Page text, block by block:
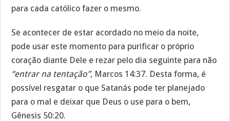
para cada católico fazer o mesmo.
Se acontecer de estar acordado no meio da noite,
pode usar este momento para purificar o próprio
coração diante Dele e rezar pelo dia seguinte para não
“entrar na tentação”, Marcos 14:37. Desta forma, é
possível resgatar o que Satanás pode ter planejado
para o mal e deixar que Deus o use para o bem,
Gênesis 50:20.